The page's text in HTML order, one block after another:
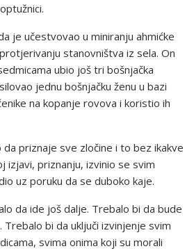
je učestvovao u miniranju ahmićke
stanovništva iz sela. On
ubio još tri bošnjačka
jednu bošnjačku ženu u bazi
na kopanje rovova i koristio ih
da priznaje sve zločine i to bez ikakve
izjavi, priznanju, izvinio se svim
uz poruku da se duboko kaje.
da ide još dalje. Trebalo bi da bude
Trebalo bi da uključi izvinjenje svim
svima onima koji su morali